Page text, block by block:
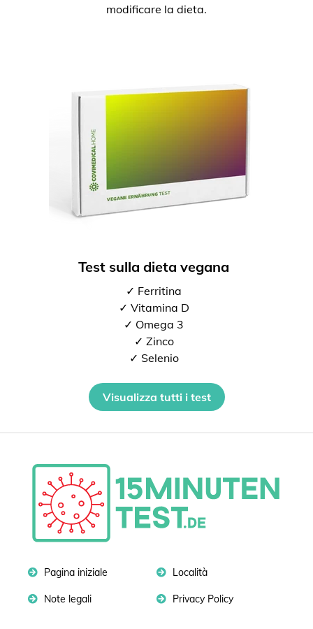
modificare la dieta.
Test sulla dieta vegana
✓ Ferritina
✓ Vitamina D
✓ Omega 3
✓ Zinco
✓ Selenio
Visualizza tutti i test
Pagina iniziale Località
Note legali Privacy Policy